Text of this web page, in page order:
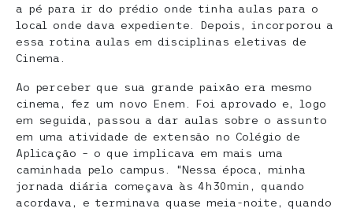
a pé para ir do prédio onde tinha aulas para o
local onde dava expediente. Depois, incorporou a
essa rotina aulas em disciplinas eletivas de
Cinema.
Ao perceber que sua grande paixão era mesmo
cinema, fez um novo Enem. Foi aprovado e, logo
em seguida, passou a dar aulas sobre o assunto
em uma atividade de extensão no Colégio de
Aplicação – o que implicava em mais uma
caminhada pelo campus. “Nessa época, minha
jornada diária começava às 4h30min, quando
acordava, e terminava quase meia-noite, quando